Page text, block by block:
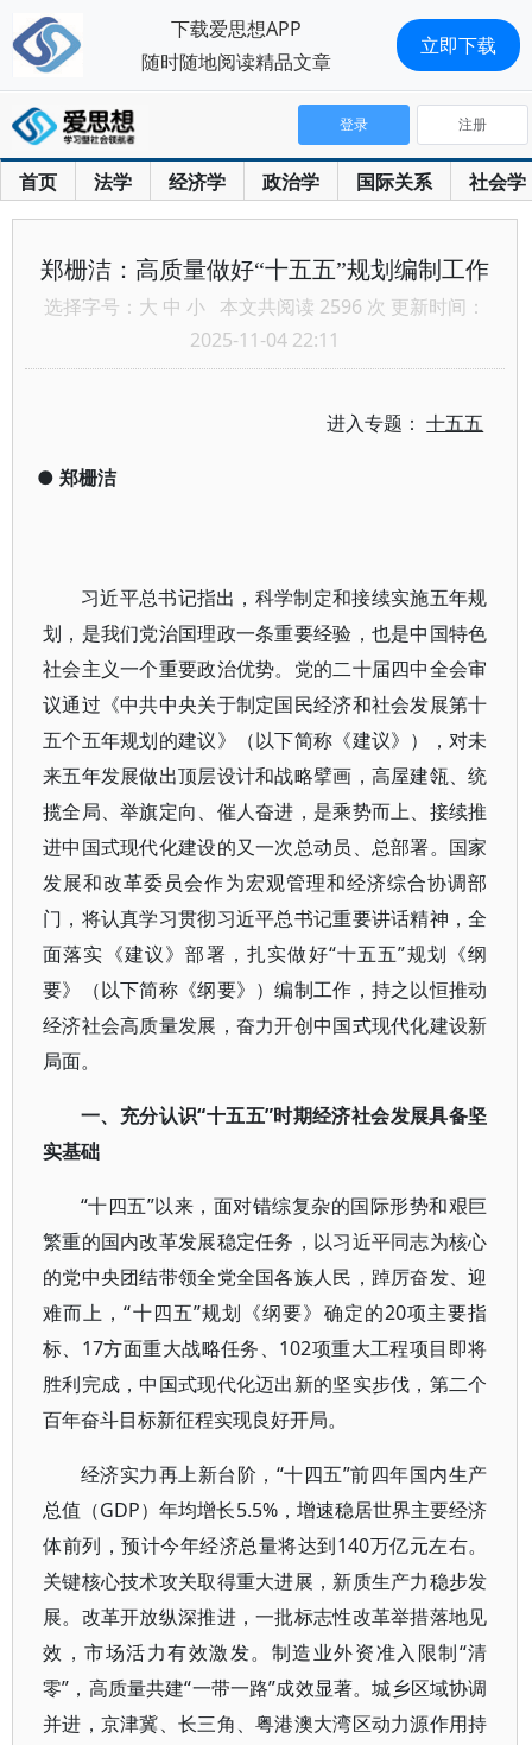
首页 法学 经济学 政治学 国际关系 社会学
登录 注册
郑栅洁：高质量做好“十五五”规划编制工作
选择字号： 大 中 小 本文共阅读 2596 次 更新时间：
2025-11-04 22:11
进入专题：十五五
● 郑栅洁
习近平总书记指出，科学制定和接续实施五年规
划，是我们党治国理政一条重要经验，也是中国特色
社会主义一个重要政治优势。党的二十届四中全会审
议通过《中共中央关于制定国民经济和社会发展第十
五个五年规划的建议》（以下简称《建议》），对未
来五年发展做出顶层设计和战略擘画，高屋建瓴、统
揽全局、举旗定向、催人奋进，是乘势而上、接续推
进中国式现代化建设的又一次总动员、总部署。国家
发展和改革委员会作为宏观管理和经济综合协调部
门，将认真学习贯彻习近平总书记重要讲话精神，全
面落实《建议》部署，扎实做好“十五五”规划《纲
要》（以下简称《纲要》）编制工作，持之以恒推动
经济社会高质量发展，奋力开创中国式现代化建设新
局面。
一、充分认识“十五五”时期经济社会发展具备坚
实基础
“十四五”以来，面对错综复杂的国际形势和艰巨
繁重的国内改革发展稳定任务，以习近平同志为核心
的党中央团结带领全党全国各族人民，踔厉奋发、迎
难而上，“十四五”规划《纲要》确定的20项主要指
标、17方面重大战略任务、102项重大工程项目即将
胜利完成，中国式现代化迈出新的坚实步伐，第二个
百年奋斗目标新征程实现良好开局。
经济实力再上新台阶，“十四五”前四年国内生产
总值（GDP）年均增长5.5%，增速稳居世界主要经济
体前列，预计今年经济总量将达到140万亿元左右。
关键核心技术攻关取得重大进展，新质生产力稳步发
展。改革开放纵深推进，一批标志性改革举措落地见
效，市场活力有效激发。制造业外资准入限制“清
零”，高质量共建“一带一路”成效显著。城乡区域协调
并进，京津冀、长三角、粤港澳大湾区动力源作用持
下载爱思想APP
随时随地阅读精品文章
立即下载